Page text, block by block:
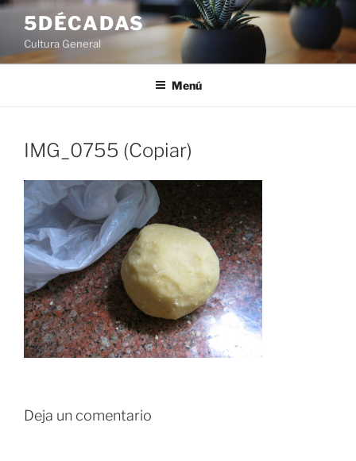
Saltar
contenido
5DÉCADAS
Cultura General
Menú
IMG_0755 (Copiar)
Deja un comentario